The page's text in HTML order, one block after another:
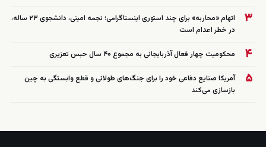
۳
اتهام «محاربه» برای چند استوری اینستاگرامی؛ نجمه امینی، دانشجوی ۲۳ ساله،
در خطر اعدام است
۴ محکومیت چهار فعال آذربایجانی به مجموع ۴۰ سال حبس تعزیری
۵
آمریکا صنایع دفاعی خود را برای جنگ‌های طولانی و قطع وابستگی به چین
بازسازی می‌کند